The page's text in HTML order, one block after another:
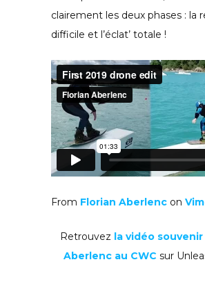
clairement les deux phases : la
difficile et l’éclat’ totale !
From Florian Aberlenc on
Retrouvez la vidéo
Aberlenc au CWC sur